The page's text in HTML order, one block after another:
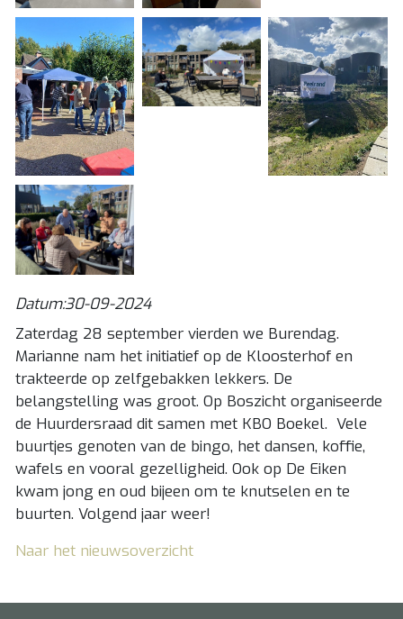
Datum:30-09-2024
Zaterdag 28 september vierden we Burendag.
Marianne nam het initiatief op de Kloosterhof en
trakteerde op zelfgebakken lekkers. De
belangstelling was groot. Op Boszicht organiseerde
de Huurdersraad dit samen met KBO Boekel. Vele
buurtjes genoten van de bingo, het dansen, koffie,
wafels en vooral gezelligheid. Ook op De Eiken
kwam jong en oud bijeen om te knutselen en te
buurten. Volgend jaar weer!
Naar het nieuwsoverzicht